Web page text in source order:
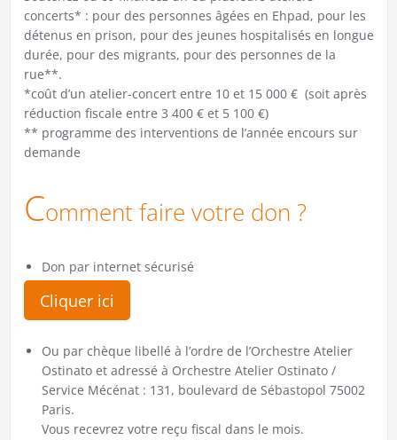
concerts* : pour des personnes âgées en Ehpad, pour les
détenus en prison, pour des jeunes hospitalisés en longue
durée, pour des migrants, pour des personnes de la
rue**.
*coût d’un atelier-concert entre 10 et 15 000 € (soit après
réduction fiscale entre 3 400 € et 5 100 €)
** programme des interventions de l’année encours sur
demande
Comment faire votre don ?
Don par internet sécurisé
Cliquer ici
Ou par chèque libellé à l’ordre de l’Orchestre Atelier
Ostinato et adressé à Orchestre Atelier Ostinato /
Service Mécénat : 131, boulevard de Sébastopol 75002
Paris.
Vous recevrez votre reçu fiscal dans le mois.